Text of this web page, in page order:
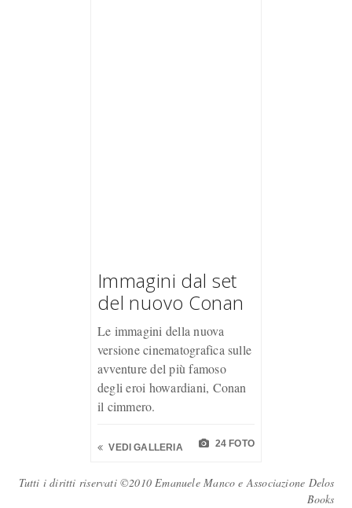
Immagini dal set
del nuovo Conan
Le immagini della nuova
versione cinematografica sulle
avventure del più famoso
degli eroi howardiani, Conan
il cimmero.
VEDI GALLERIA 24 FOTO
Tutti i diritti riservati ©2010 Emanuele Manco e Associazione Delos
Books